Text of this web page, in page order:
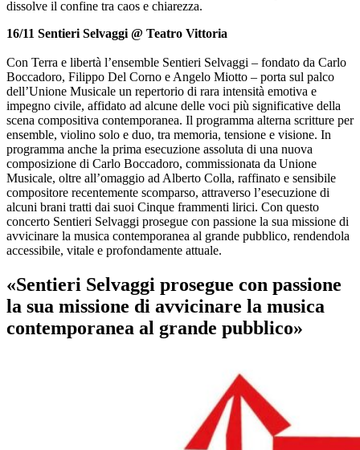
dissolve il confine tra caos e chiarezza.
16/11 Sentieri Selvaggi @ Teatro Vittoria
Con Terra e libertà l’ensemble Sentieri Selvaggi – fondato da Carlo
Boccadoro, Filippo Del Corno e Angelo Miotto – porta sul palco
dell’Unione Musicale un repertorio di rara intensità emotiva e
impegno civile, affidato ad alcune delle voci più significative della
scena compositiva contemporanea. Il programma alterna scritture per
ensemble, violino solo e duo, tra memoria, tensione e visione. In
programma anche la prima esecuzione assoluta di una nuova
composizione di Carlo Boccadoro, commissionata da Unione
Musicale, oltre all’omaggio ad Alberto Colla, raffinato e sensibile
compositore recentemente scomparso, attraverso l’esecuzione di
alcuni brani tratti dai suoi Cinque frammenti lirici. Con questo
concerto Sentieri Selvaggi prosegue con passione la sua missione di
avvicinare la musica contemporanea al grande pubblico, rendendola
accessibile, vitale e profondamente attuale.
«Sentieri Selvaggi prosegue con passione
la sua missione di avvicinare la musica
contemporanea al grande pubblico»